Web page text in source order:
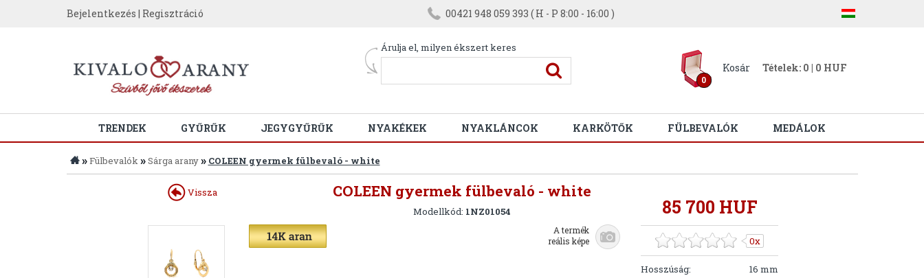
Bejelentkezés | Regisztráció 00421 948 059 393 ( H - P 8:00 - 16:00 )
Árulja el, milyen ékszert keres
0
Kosár Tételek: 0 | 0 HUF
TRENDEK GYŰRŰK JEGYGYŰRŰK NYAKÉKEK NYAKLÁNCOK KARKÖTŐK FÜLBEVALÓK MEDÁLOK
»Fülbevalók»Sárga arany» COLEEN gyermek fülbevaló - white
COLEEN gyermek fülbevaló - white
Modellkód: 1NZ01054
Vissza
A termék
reális képe
85 700 HUF
0x
Hosszúság:
16 mm